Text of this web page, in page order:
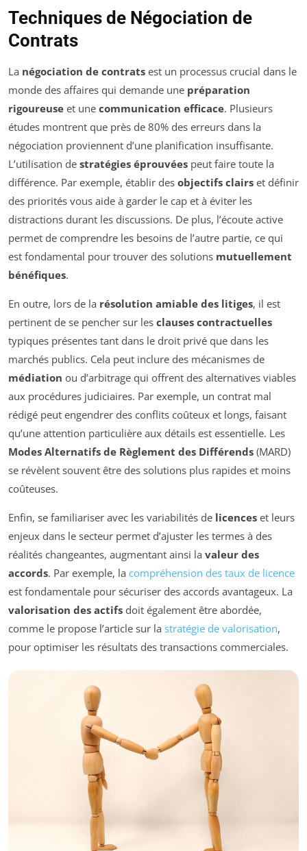
Techniques de Négociation de
Contrats
La négociation de contrats est un processus crucial dans le
monde des affaires qui demande une préparation
rigoureuse et une communication efficace. Plusieurs
études montrent que près de 80% des erreurs dans la
négociation proviennent d’une planification insuffisante.
L’utilisation de stratégies éprouvées peut faire toute la
différence. Par exemple, établir des objectifs clairs et définir
des priorités vous aide à garder le cap et à éviter les
distractions durant les discussions. De plus, l’écoute active
permet de comprendre les besoins de l’autre partie, ce qui
est fondamental pour trouver des solutions mutuellement
bénéfiques.
En outre, lors de la résolution amiable des litiges, il est
pertinent de se pencher sur les clauses contractuelles
typiques présentes tant dans le droit privé que dans les
marchés publics. Cela peut inclure des mécanismes de
médiation ou d’arbitrage qui offrent des alternatives viables
aux procédures judiciaires. Par exemple, un contrat mal
rédigé peut engendrer des conflits coûteux et longs, faisant
qu’une attention particulière aux détails est essentielle. Les
Modes Alternatifs de Règlement des Différends (MARD)
se révèlent souvent être des solutions plus rapides et moins
coûteuses.
Enfin, se familiariser avec les variabilités de licences et leurs
enjeux dans le secteur permet d’ajuster les termes à des
réalités changeantes, augmentant ainsi la valeur des
accords. Par exemple, la compréhension des taux de licence
est fondamentale pour sécuriser des accords avantageux. La
valorisation des actifs doit également être abordée,
comme le propose l’article sur la stratégie de valorisation,
pour optimiser les résultats des transactions commerciales.